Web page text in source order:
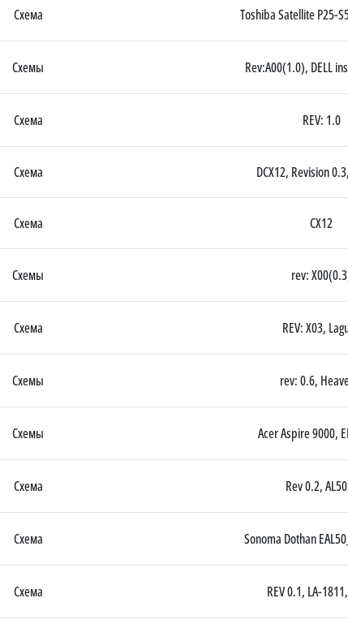
Схема Toshiba Satellite P25-
Схемы Rev:A00(1.0), DELL
Схема REV: 1.0
Схема DCX12, Revision
Схема CX12
Схемы rev:
Схема REV: X03,
Схемы rev: 0.6,
Схемы Acer Aspire 9000,
Схема Rev 0.2,
Схема Sonoma Dothan
Схема REV 0.1, LA-